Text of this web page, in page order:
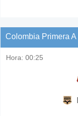
Colombia Primera A
Hora: 00:25